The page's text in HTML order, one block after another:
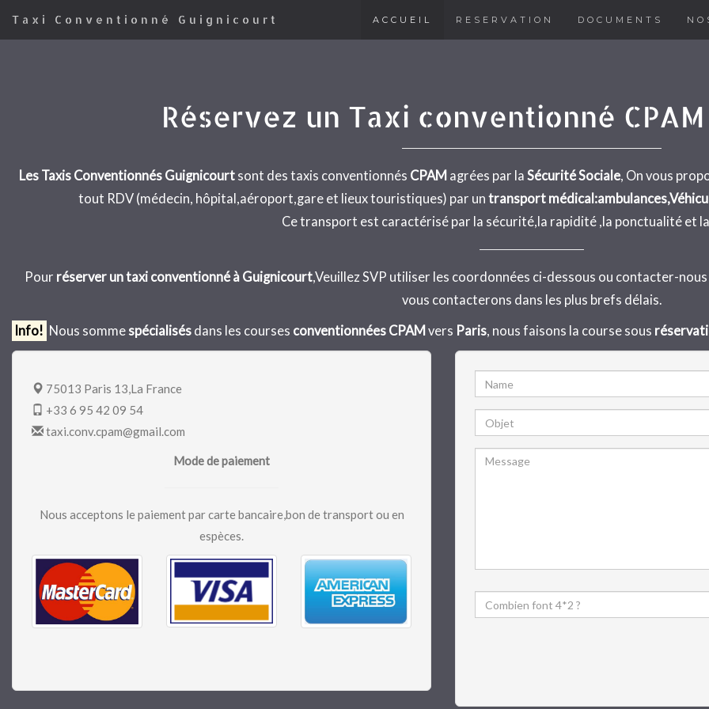
Taxi Conventionné Guignicourt ACCUEIL RESERVATION DOCUMENTS
Réservez un Taxi conventionné
Les Taxis Conventionnés Guignicourt sont des taxis conventionnés CPAM agrées par la Sécurité Sociale, On vous
tout RDV (médecin, hôpital,aéroport,gare et lieux touristiques) par un transport
Ce transport est caractérisé par la sécurité,la rapidité ,la ponctualité et
Pour réserver un taxi conventionné à Guignicourt,Veuillez SVP utiliser les coordonnées ci-dessous ou contacter-
vous contacterons dans les plus brefs délais.
Info! Nous somme spécialisésdans les courses conventionnées CPAM vers Paris, nous faisons la course sous
75013 Paris 13,La France
+33 6 95 42 09 54
taxi.conv.cpam@gmail.com
Mode de paiement
Nous acceptons le paiement par carte bancaire,bon de transport ou en
espèces.